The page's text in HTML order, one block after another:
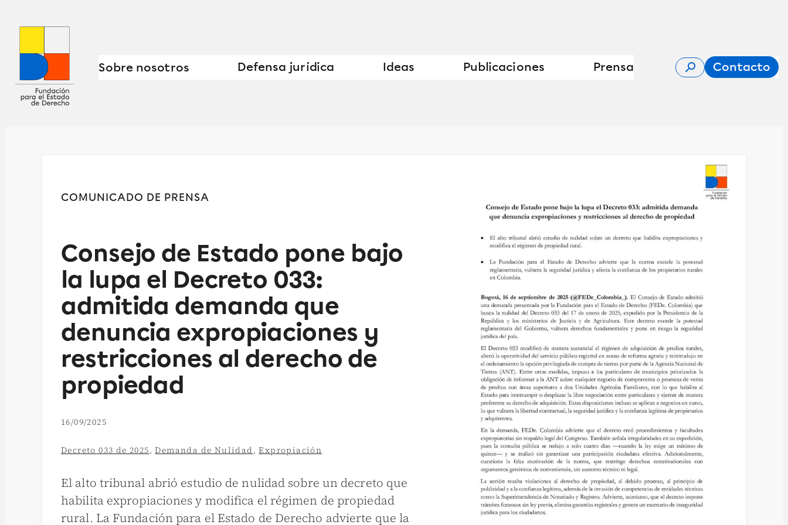
Sobre nosotros Defensa jurídica Ideas Publicaciones Prensa Contacto
COMUNICADO DE PRENSA
Consejo de Estado pone bajo
la lupa el Decreto 033:
admitida demanda que
denuncia expropiaciones y
restricciones al derecho de
propiedad
16/09/2025
Decreto 033 de 2025,Demanda de Nulidad ,Expropiación
El alto tribunal abrió estudio de nulidad sobre un decreto que
habilita expropiaciones y modifica el régimen de propiedad
rural. La Fundación para el Estado de Derecho advierte que la